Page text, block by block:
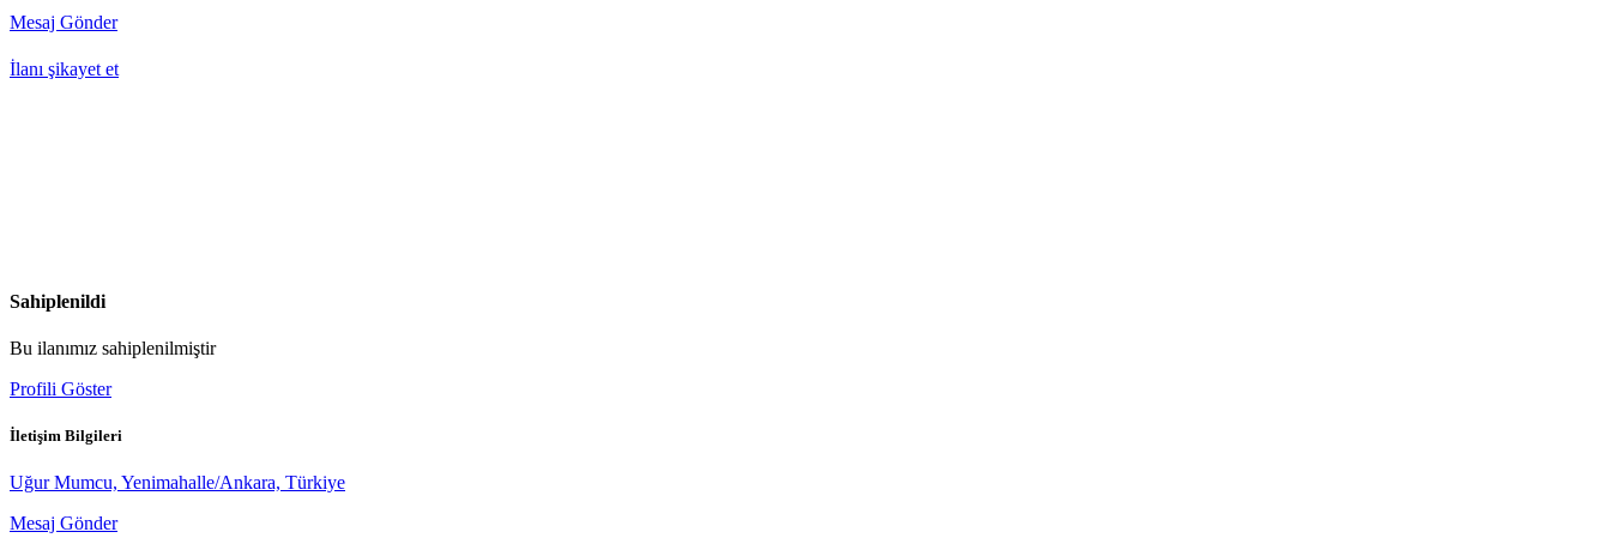
Mesaj Gönder
İlanı şikayet et
Sahiplenildi
Bu ilanımız sahiplenilmiştir
Profili Göster
İletişim Bilgileri
Uğur Mumcu, Yenimahalle/Ankara, Türkiye
Mesaj Gönder